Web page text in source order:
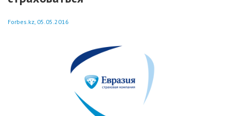
Forbes.kz, 05.05.2016